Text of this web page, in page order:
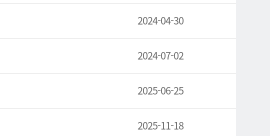
2024-04-30
2024-07-02
2025-06-25
2025-11-18